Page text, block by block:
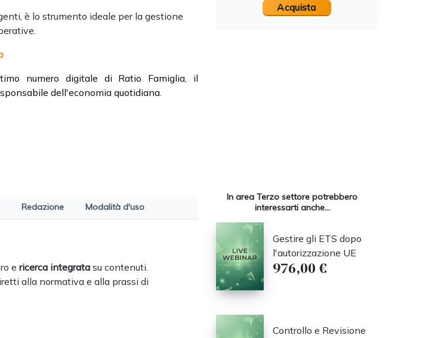
è lo strumento ideale per la gestione
numero digitale di Ratio Famiglia, il
dell'economia quotidiana.
Acquista
Redazione Modalità d'uso
e ricerca integrata su contenuti.
alla normativa e alla prassi di
In area Terzo settore potrebbero
interessarti anche...
Gestire gli ETS dopo
l'autorizzazione UE
976,00 €
Controllo e Revisione